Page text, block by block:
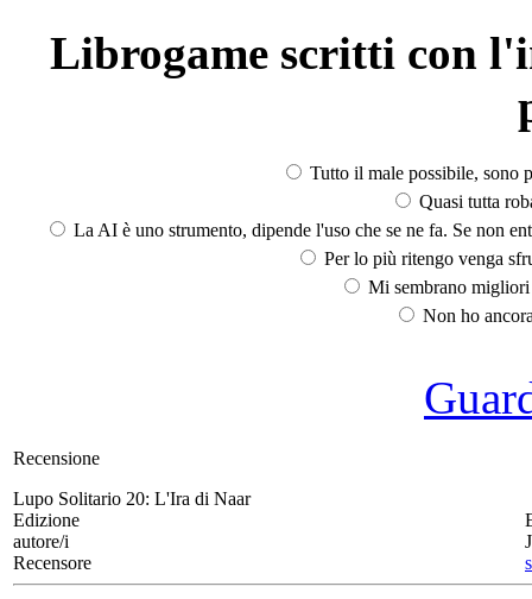
Librogame scritti con
Tutto il male possibile, sono
Quasi tutta
La AI è uno strumento, dipende l'uso che se ne fa. Se non
Per lo più ritengo venga
Mi sembrano
Non ho
Recensione
Lupo Solitario 20: L'Ira di Naar
Edizione
autore/i
Recensore